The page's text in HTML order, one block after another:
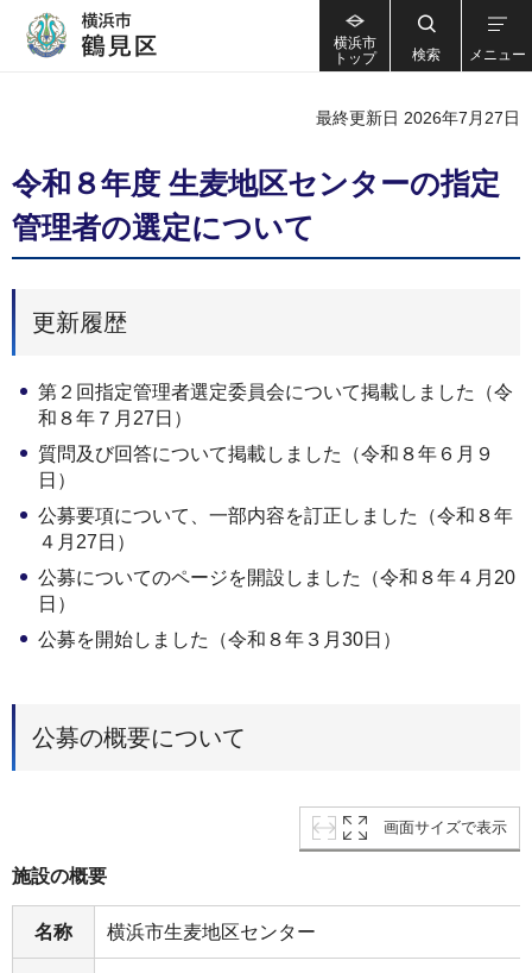
横浜市
トップ
検索 メニュー
最終更新日 2026年7月27日
令和８年度 生麦地区センターの指定
管理者の選定について
更新履歴
第２回指定管理者選定委員会について掲載しました（令
和８年７月27日）
質問及び回答について掲載しました（令和８年６月９
日）
公募要項について、一部内容を訂正しました（令和８年
４月27日）
公募についてのページを開設しました（令和８年４月20
日）
公募を開始しました（令和８年３月30日）
公募の概要について
画面サイズで表示
施設の概要
名称 横浜市生麦地区センター